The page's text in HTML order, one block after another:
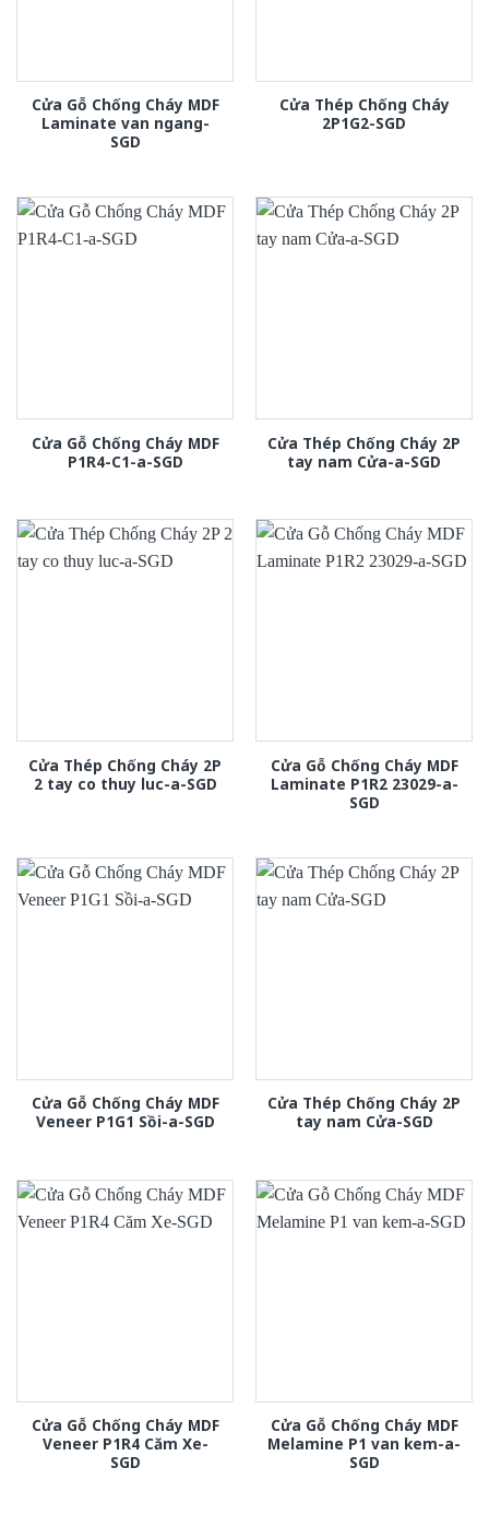
Cửa Gỗ Chống Cháy MDF
Laminate van ngang-
SGD
Cửa Thép Chống Cháy
2P1G2-SGD
Cửa Gỗ Chống Cháy MDF
P1R4-C1-a-SGD
Cửa Thép Chống Cháy 2P
tay nam Cửa-a-SGD
Cửa Thép Chống Cháy 2P
2 tay co thuy luc-a-SGD
Cửa Gỗ Chống Cháy MDF
Laminate P1R2 23029-a-
SGD
Cửa Gỗ Chống Cháy MDF
Veneer P1G1 Sồi-a-SGD
Cửa Thép Chống Cháy 2P
tay nam Cửa-SGD
Cửa Gỗ Chống Cháy MDF
Veneer P1R4 Căm Xe-
SGD
Cửa Gỗ Chống Cháy MDF
Melamine P1 van kem-a-
SGD